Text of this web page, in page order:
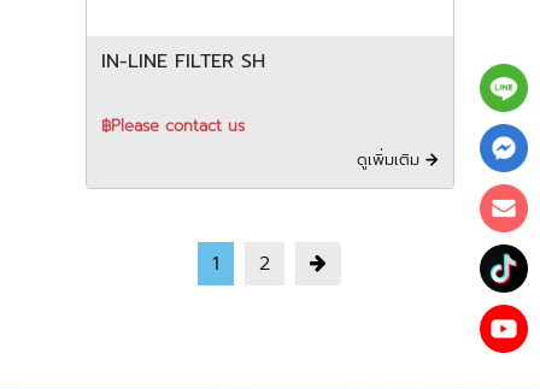
IN-LINE FILTER SH
฿Please contact us
ดูเพิ่มเติม
1 2